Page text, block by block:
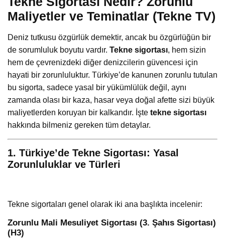
Maliyetler ve Teminatlar (Tekne TV)
Deniz tutkusu özgürlük demektir, ancak bu özgürlüğün bir
de sorumluluk boyutu vardır. Tekne sigortası, hem sizin
hem de çevrenizdeki diğer denizcilerin güvencesi için
hayati bir zorunluluktur. Türkiye’de kanunen zorunlu tutulan
bu sigorta, sadece yasal bir yükümlülük değil, aynı
zamanda olası bir kaza, hasar veya doğal afette sizi büyük
maliyetlerden koruyan bir kalkandır. İşte tekne sigortası
hakkında bilmeniz gereken tüm detaylar.
1. Türkiye’de Tekne Sigortası: Yasal
Zorunluluklar ve Türleri
Tekne sigortaları genel olarak iki ana başlıkta incelenir:
Zorunlu Mali Mesuliyet Sigortası (3. Şahıs Sigortası)
(H3)